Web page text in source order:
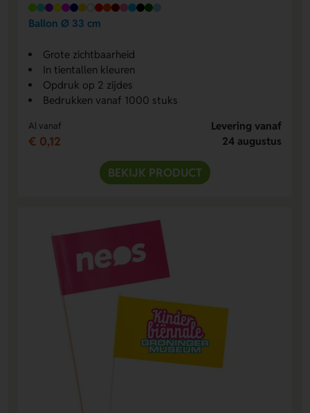
Ballon Ø 33 cm
Grote zichtbaarheid
In tientallen kleuren
Opdruk op 2 zijdes
Bedrukken vanaf 1000 stuks
Al vanaf
€ 0,12
Levering vanaf
24 augustus
BEKIJK PRODUCT